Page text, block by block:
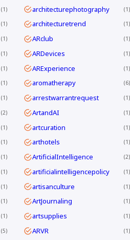
1 architecturephotography 1
1 architecturetrend 1
1 ARclub 1
1 ARDevices 1
1 ARExperience 1
1 aromatherapy 6
1 arrestwarrantrequest 1
2 ArtandAI 1
1 artcuration 1
1 arthotels 1
1 ArtificialIntelligence 2
1 artificialintelligencepolicy 1
1 artisanculture 1
1 ArtJournaling 1
1 artsupplies 1
5 ARVR 1